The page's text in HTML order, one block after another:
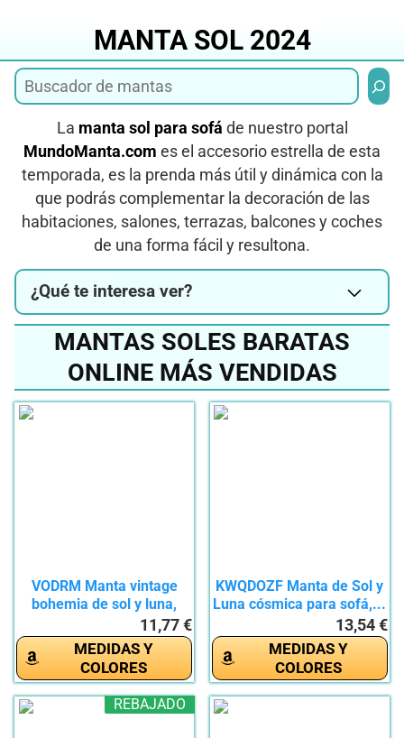
MANTA SOL 2024
La manta sol para sofá de nuestro portal
MundoManta.com es el accesorio estrella de esta
temporada, es la prenda más útil y dinámica con la
que podrás complementar la decoración de las
habitaciones, salones, terrazas, balcones y coches
de una forma fácil y resultona.
¿Qué te interesa ver?
MANTAS SOLES BARATAS
ONLINE MÁS VENDIDAS
VODRM Manta vintage
bohemia de sol y luna,
11,77 €
MEDIDAS Y
COLORES
KWQDOZF Manta de Sol y
Luna cósmica para sofá,...
13,54 €
MEDIDAS Y
COLORES
REBAJADO